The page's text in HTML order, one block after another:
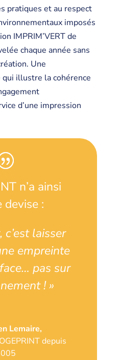
pratiques et au respect
imposés
IMPRIM’VERT de
chaque année sans
Une
qui illustre la cohérence
d’une impression
n’a ainsi
devise :
c’est laisser
empreinte
pas sur
! »
Lemaire,
depuis